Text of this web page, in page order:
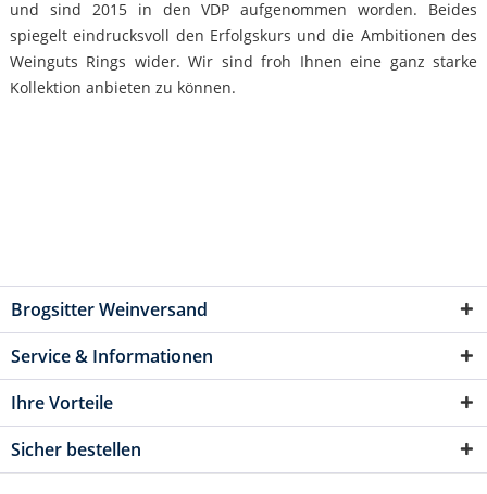
und sind 2015 in den VDP aufgenommen worden. Beides
spiegelt eindrucksvoll den Erfolgskurs und die Ambitionen des
Weinguts Rings wider. Wir sind froh Ihnen eine ganz starke
Kollektion anbieten zu können.
Brogsitter Weinversand
Service & Informationen
Ihre Vorteile
Sicher bestellen